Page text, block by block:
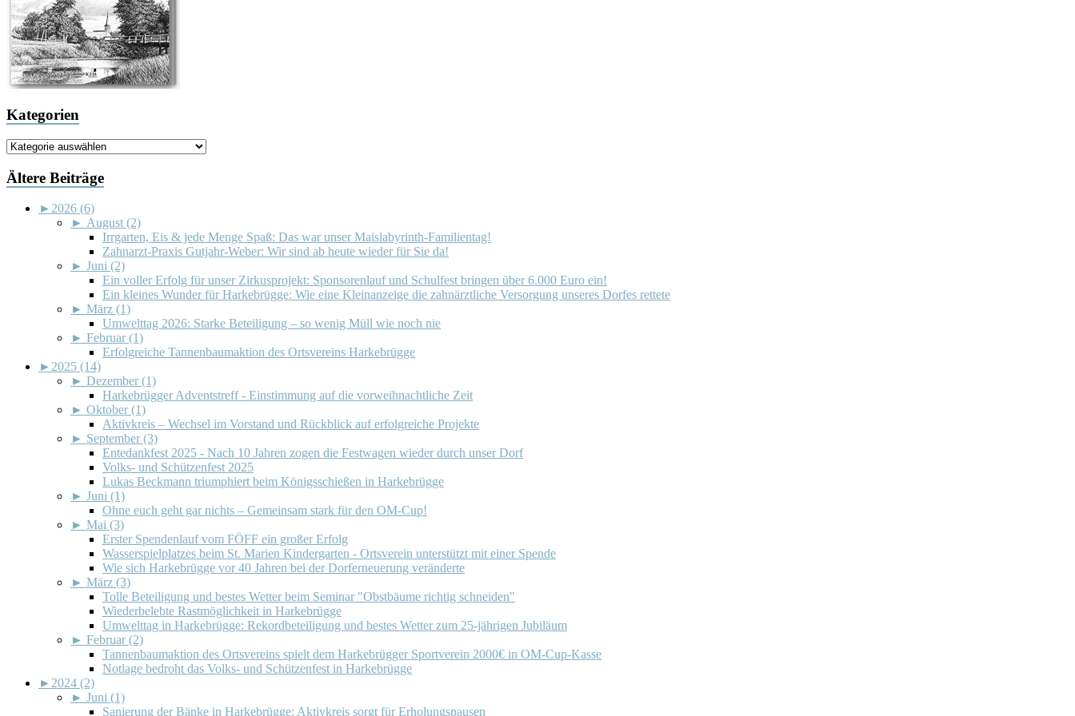
Kategorien
Kategorien
Ältere Beiträge
► 2026 (6)
► August (2)
Irrgarten, Eis & jede Menge Spaß: Das war unser Maislabyrinth-Familientag!
Zahnarzt-Praxis Gutjahr-Weber: Wir sind ab heute wieder für Sie da!
► Juni (2)
Ein voller Erfolg für unser Zirkusprojekt: Sponsorenlauf und Schulfest bringen über 6.000 Euro ein!
Ein kleines Wunder für Harkebrügge: Wie eine Kleinanzeige die zahnärztliche Versorgung unseres Dorfes rettete
► März (1)
Umwelttag 2026: Starke Beteiligung – so wenig Müll wie noch nie
► Februar (1)
Erfolgreiche Tannenbaumaktion des Ortsvereins Harkebrügge
► 2025 (14)
► Dezember (1)
Harkebrügger Adventstreff - Einstimmung auf die vorweihnachtliche Zeit
► Oktober (1)
Aktivkreis – Wechsel im Vorstand und Rückblick auf erfolgreiche Projekte
► September (3)
Entedankfest 2025 - Nach 10 Jahren zogen die Festwagen wieder durch unser Dorf
Volks- und Schützenfest 2025
Lukas Beckmann triumphiert beim Königsschießen in Harkebrügge
► Juni (1)
Ohne euch geht gar nichts – Gemeinsam stark für den OM-Cup!
► Mai (3)
Erster Spendenlauf vom FÖFF ein großer Erfolg
Wasserspielplatzes beim St. Marien Kindergarten - Ortsverein unterstützt mit einer Spende
Wie sich Harkebrügge vor 40 Jahren bei der Dorferneuerung veränderte
► März (3)
Tolle Beteiligung und bestes Wetter beim Seminar "Obstbäume richtig schneiden"
Wiederbelebte Rastmöglichkeit in Harkebrügge
Umwelttag in Harkebrügge: Rekordbeteiligung und bestes Wetter zum 25-jährigen Jubiläum
► Februar (2)
Tannenbaumaktion des Ortsvereins spielt dem Harkebrügger Sportverein 2000€ in OM-Cup-Kasse
Notlage bedroht das Volks- und Schützenfest in Harkebrügge
► 2024 (2)
► Juni (1)
Sanierung der Bänke in Harkebrügge: Aktivkreis sorgt für Erholungspausen